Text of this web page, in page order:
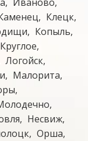
Клецк
Копыль
Круглое
Логойск
Малорита
Несвиж
Орша